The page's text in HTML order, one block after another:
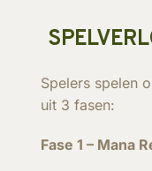
Spelers spelen
uit 3 fasen:
Fase 1 – Mana